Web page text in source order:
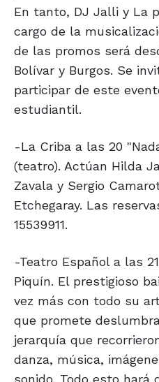
En tanto, DJ Jalli y La
cargo de la
de las promos será
Bolívar y Burgos. Se
participar de este
estudiantil.
-La Criba a las 20
(teatro). Actúan Hilda
Zavala y Sergio
Etchegaray. Las
15539911.
-Teatro Español a las
Piquín. El prestigioso
vez más con todo su
que promete
jerarquía que
danza, música,